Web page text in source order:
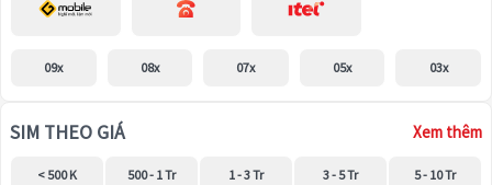
09x 08x 07x 05x 03x
SIM THEO GIÁ Xem thêm
< 500 K 500 - 1 Tr 1 - 3 Tr 3 - 5 Tr 5 - 10 Tr